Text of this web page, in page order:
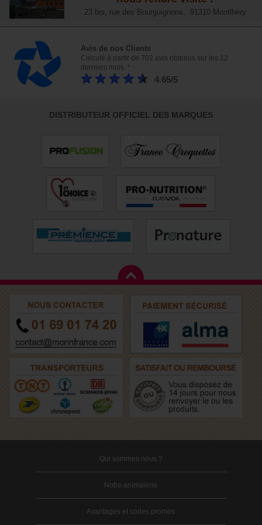
23 bis, rue des Bourguignons, 91310 Montlhéry
Avis de nos Clients
Calculé à partir de 702 avis obtenus sur les 12
derniers mois. *
4.65/5
DISTRIBUTEUR OFFICIEL DES MARQUES
Qui sommes nous ?
Notre animalerie
Avantages et codes promos